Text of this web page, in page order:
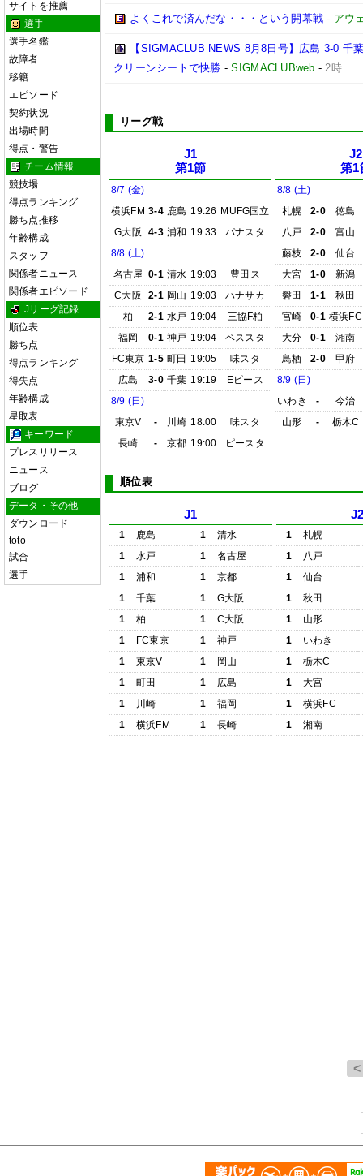
サイトを推薦
選手
選手名鑑
故障者
移籍
エピソード
契約状況
出場時間
得点・警告
チーム情報
競技場
得点ランキング
勝ち点推移
年齢構成
スタッフ
関係者ニュース
関係者エピソード
Jリーグ記録
順位表
勝ち点
得点ランキング
得失点
年齢構成
星取表
キーワード
プレスリリース
ニュース
ブログ
データ・その他
ダウンロード
toto
試合
選手
よくこれで済んだな・・・という開幕戦 - アウ
【SIGMACLUB NEWS 8月8日号】広島 3-0
クリーンシートで快勝 -SIGMACLUBweb -2時
リーグ戦
J1
第1節
8/7 (金)
横浜FM 3-4 鹿島 19:26 MUFG国立
G大阪
4-3 浦和 19:33
パナスタ
8/8 (土)
名古屋 0-1 清水 19:03
豊田ス
C大阪
2-1 岡山 19:03
ハナサカ
柏
2-1 水戸 19:04
三協F柏
福岡
0-1 神戸 19:04
ベススタ
FC東京 1-5 町田 19:05
味スタ
広島
3-0 千葉 19:19
Eピース
8/9 (日)
東京V
- 川崎 18:00
味スタ
長崎
- 京都 19:00 ピースタ
J2
第1
8/8 (土)
札幌
2-0
徳島
八戸
2-0
富山
藤枝
2-0
仙台
大宮
1-0
新潟
磐田
1-1
秋田
宮崎
0-1 横浜FC
大分
0-1
湘南
鳥栖
2-0
甲府
8/9 (日)
いわき
-
今治
山形
- 栃木C
順位表
J1
1 鹿島 1
清水
1
水戸 1
名古屋
1
浦和 1
京都
1
千葉 1
G大阪
1
柏 1
C大阪
1
FC東京 1
神戸
1
東京V 1
岡山
1
町田 1
広島
1
川崎 1
福岡
1
横浜FM 1 長崎
1
札幌
1
八戸
1
仙台
1
秋田
1
山形
1
いわき
1
栃木C
1
大宮
1
横浜FC
1
湘南